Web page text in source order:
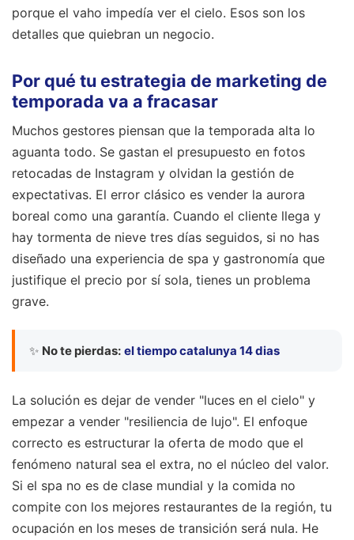
porque el vaho impedía ver el cielo. Esos son los
detalles que quiebran un negocio.
Por qué tu estrategia de marketing de
temporada va a fracasar
Muchos gestores piensan que la temporada alta lo
aguanta todo. Se gastan el presupuesto en fotos
retocadas de Instagram y olvidan la gestión de
expectativas. El error clásico es vender la aurora
boreal como una garantía. Cuando el cliente llega y
hay tormenta de nieve tres días seguidos, si no has
diseñado una experiencia de spa y gastronomía que
justifique el precio por sí sola, tienes un problema
grave.
✨ No te pierdas: el tiempo catalunya 14 dias
La solución es dejar de vender "luces en el cielo" y
empezar a vender "resiliencia de lujo". El enfoque
correcto es estructurar la oferta de modo que el
fenómeno natural sea el extra, no el núcleo del valor.
Si el spa no es de clase mundial y la comida no
compite con los mejores restaurantes de la región, tu
ocupación en los meses de transición será nula. He